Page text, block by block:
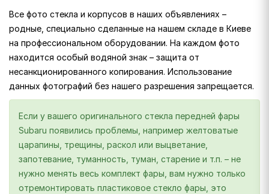
Все фото стекла и корпусов в наших объявлениях –
родные, специально сделанные на нашем складе в Киеве
на профессиональном оборудовании. На каждом фото
находится особый водяной знак – защита от
несанкционированного копирования. Использование
данных фотографий без нашего разрешения запрещается.
Если у вашего оригинального стекла передней фары
Subaru появились проблемы, например желтоватые
царапины, трещины, раскол или выцветание,
запотевание, туманность, туман, старение и т.п. – не
нужно менять весь комплект фары, вам нужно только
отремонтировать пластиковое стекло фары, это